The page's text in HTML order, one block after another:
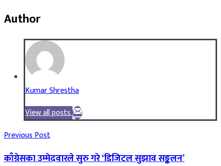
Author
Kumar Shrestha
View all posts
Previous Post
काँग्रेसका उम्मेदवारले सुरु गरे ‘डिजिटल सुझाव सङ्कलन’